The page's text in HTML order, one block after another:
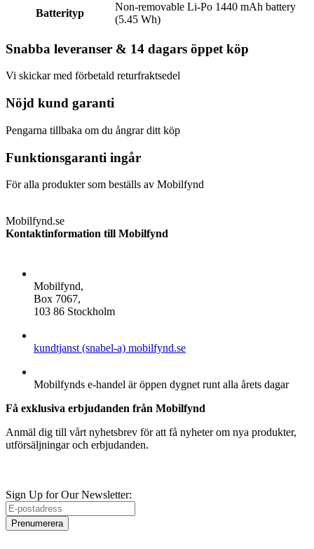
Batterityp
Non-removable Li-Po 1440 mAh battery
(5.45 Wh)
Snabba leveranser & 14 dagars öppet köp
Vi skickar med förbetald returfraktsedel
Nöjd kund garanti
Pengarna tillbaka om du ångrar ditt köp
Funktionsgaranti ingår
För alla produkter som beställs av Mobilfynd
Mobilfynd.se
Kontaktinformation till Mobilfynd
Mobilfynd,
Box 7067,
103 86 Stockholm
kundtjanst (snabel-a) mobilfynd.se
Mobilfynds e-handel är öppen dygnet runt alla årets dagar
Få exklusiva erbjudanden från Mobilfynd
Anmäl dig till vårt nyhetsbrev för att få nyheter om nya produkter,
utförsäljningar och erbjudanden.
Sign Up for Our Newsletter:
Prenumerera